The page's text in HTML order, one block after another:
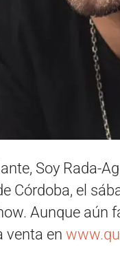
Soy Rada-
Córdoba, el
Aunque aún
venta en